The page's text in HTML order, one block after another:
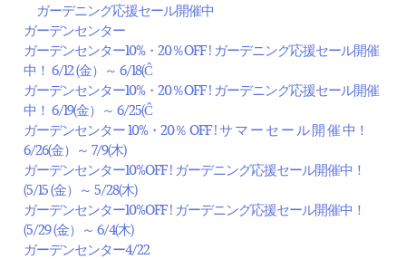
ガーデニング応援セール開催中
ガーデンセンター
ガーデンセンター10%・20％OFF ! ガーデニング応援セール開催
中！ 6/12 (金）～ 6/18(Ĉ
ガーデンセンター10%・20％OFF ! ガーデニング応援セール開催
中！ 6/19(金）～ 6/25(Ĉ
ガーデンセンター 10%・20％ OFF ! サ マ ー セ ー ル 開 催 中！
6/26(金）～ 7/9(木)
ガーデンセンター10%OFF ! ガーデニング応援セール開催中！
(5/15 (金）～ 5/28(木)
ガーデンセンター10%OFF ! ガーデニング応援セール開催中！
(5/29 (金）～ 6/4(木)
ガーデンセンター4/22